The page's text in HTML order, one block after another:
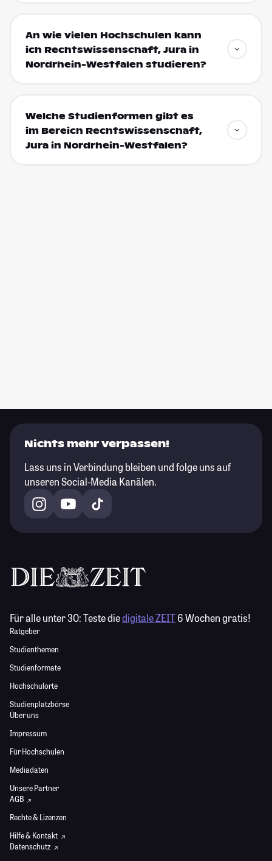
An wie vielen Hochschulen kann
ich Rechtswissenschaft, Jura in
Nordrhein-Westfalen studieren?
Welche Studienformen gibt es
im Bereich Rechtswissenschaft,
Jura in Nordrhein-Westfalen?
Nichts mehr verpassen!
Lass uns in Verbindung bleiben und folge uns auf
unseren Social-Media Kanälen.
Für alle unter 30:Teste diedigitale ZEIT6 Wochen gratis!
Ratgeber
Studienthemen
Studienformate
Hochschulorte
Studienplatzbörse
Über uns
Impressum
Für Hochschulen
Mediadaten
Unsere Partner
AGB
Rechte & Lizenzen
Hilfe & Kontakt
Datenschutz